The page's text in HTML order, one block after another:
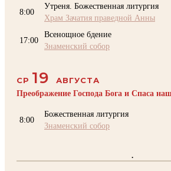
8:00
Утреня. Божественная литургия
Храм Зачатия праведной Анны
17:00
Всенощное бдение
Знаменский собор
СР 19
АВГУСТА
Преображение Господа Бога и Спаса
8:00
Божественная литургия
Знаменский собор
.